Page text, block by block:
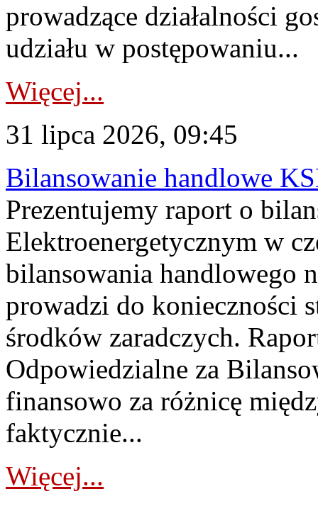
prowadzące działalności
udziału w postępowaniu...
Więcej...
31 lipca 2026, 09:45
Bilansowanie handlowe
Prezentujemy raport o
Elektroenergetycznym w
bilansowania handlowego
prowadzi do konieczności
środków zaradczych.
Odpowiedzialne za
finansowo za różnicę
faktycznie...
Więcej...